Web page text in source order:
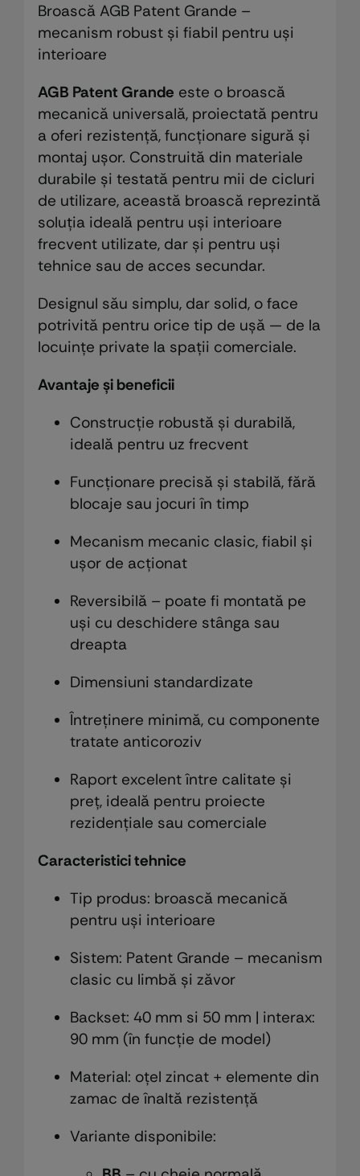
Broască AGB Patent Grande –
mecanism robust și fiabil pentru uși
interioare
AGB Patent Grande este o broască
mecanică universală, proiectată pentru
a oferi rezistență, funcționare sigură și
montaj ușor. Construită din materiale
durabile și testată pentru mii de cicluri
de utilizare, această broască reprezintă
soluția ideală pentru uși interioare
frecvent utilizate, dar și pentru uși
tehnice sau de acces secundar.
Designul său simplu, dar solid, o face
potrivită pentru orice tip de ușă — de la
locuințe private la spații comerciale.
Avantaje și beneficii
Construcție robustă și durabilă,
ideală pentru uz frecvent
Funcționare precisă și stabilă, fără
blocaje sau jocuri în timp
Mecanism mecanic clasic, fiabil și
ușor de acționat
Reversibilă – poate fi montată pe
uși cu deschidere stânga sau
dreapta
Dimensiuni standardizate
Întreținere minimă, cu componente
tratate anticoroziv
Raport excelent între calitate și
preț, ideală pentru proiecte
rezidențiale sau comerciale
Caracteristici tehnice
Tip produs: broască mecanică
pentru uși interioare
Sistem: Patent Grande – mecanism
clasic cu limbă și zăvor
Backset: 40 mm si 50 mm | interax:
90 mm (în funcție de model)
Material: oțel zincat + elemente din
zamac de înaltă rezistență
Variante disponibile: